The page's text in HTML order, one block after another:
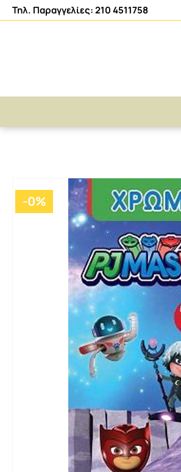
Τηλ. Παραγγελίες: 210 4511758
-0%